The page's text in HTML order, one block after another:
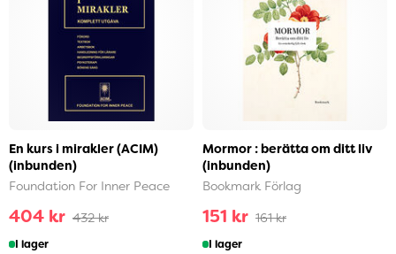
En kurs i mirakler (ACIM)
(inbunden)
Foundation For Inner Peace
404 kr 432 kr
I lager
Mormor : berätta om ditt liv
(inbunden)
Bookmark Förlag
151 kr 161 kr
I lager